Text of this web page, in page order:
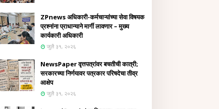
ZPnews अधिकारी-कर्मचाऱ्यांच्या सेवा विषयक
प्रश्नांना प्राधान्याने मार्गी लावणार – मुख्य
कार्यकारी अधिकारी
जुलै ३१, २०२६
NewsPaper वृत्तपत्रांवर बचतीची कात्री;
सरकारच्या निर्णयावर पत्रकार परिषदेचा तीव्र
आक्षेप
जुलै ३१, २०२६